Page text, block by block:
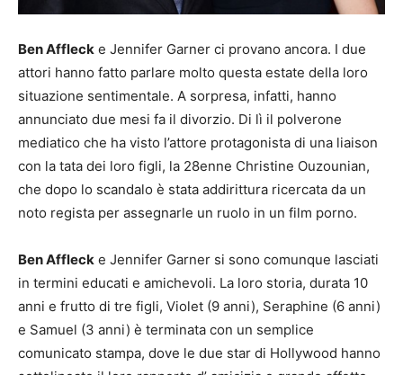
Ben Affleck e Jennifer Garner ci provano ancora. I due
attori hanno fatto parlare molto questa estate della loro
situazione sentimentale. A sorpresa, infatti, hanno
annunciato due mesi fa il divorzio. Di lì il polverone
mediatico che ha visto l’attore protagonista di una liaison
con la tata dei loro figli, la 28enne Christine Ouzounian,
che dopo lo scandalo è stata addirittura ricercata da un
noto regista per assegnarle un ruolo in un film porno.
Ben Affleck e Jennifer Garner si sono comunque lasciati
in termini educati e amichevoli. La loro storia, durata 10
anni e frutto di tre figli, Violet (9 anni), Seraphine (6 anni)
e Samuel (3 anni) è terminata con un semplice
comunicato stampa, dove le due star di Hollywood hanno